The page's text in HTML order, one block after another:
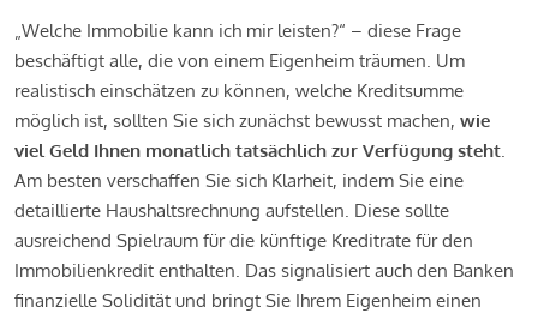
„Welche Immobilie kann ich mir leisten?“ – diese Frage
beschäftigt alle, die von einem Eigenheim träumen. Um
realistisch einschätzen zu können, welche Kreditsumme
möglich ist, sollten Sie sich zunächst bewusst machen, wie
viel Geld Ihnen monatlich tatsächlich zur Verfügung steht.
Am besten verschaffen Sie sich Klarheit, indem Sie eine
detaillierte Haushaltsrechnung aufstellen. Diese sollte
ausreichend Spielraum für die künftige Kreditrate für den
Immobilienkredit enthalten. Das signalisiert auch den Banken
finanzielle Solidität und bringt Sie Ihrem Eigenheim einen